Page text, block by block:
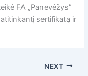
FA „Panevėžys”
sertifikatą ir
NEXT